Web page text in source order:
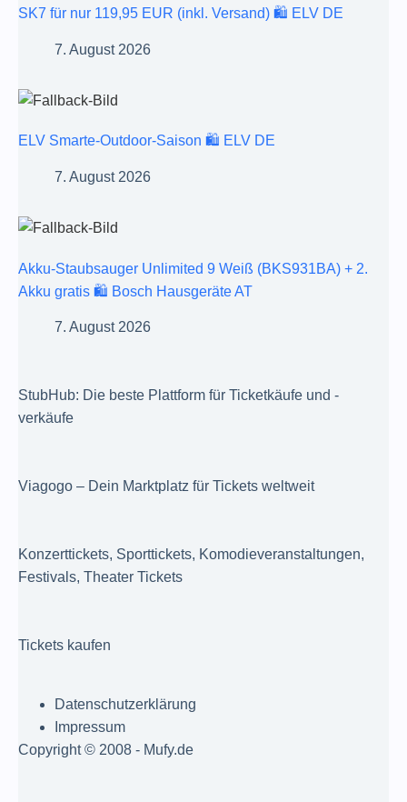
SK7 für nur 119,95 EUR (inkl. Versand) 🛍️ ELV DE
7. August 2026
ELV Smarte-Outdoor-Saison 🛍️ ELV DE
7. August 2026
Akku-Staubsauger Unlimited 9 Weiß (BKS931BA) + 2.
Akku gratis 🛍️ Bosch Hausgeräte AT
7. August 2026
StubHub: Die beste Plattform für Ticketkäufe und -
verkäufe
Viagogo – Dein Marktplatz für Tickets weltweit
Konzerttickets, Sporttickets, Komodieveranstaltungen,
Festivals, Theater Tickets
Tickets kaufen
Datenschutzerklärung
Impressum
Copyright © 2008 - Mufy.de